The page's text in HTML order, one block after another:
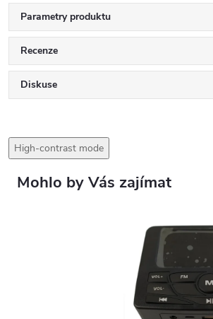
Parametry produktu
Recenze
Diskuse
High-contrast mode